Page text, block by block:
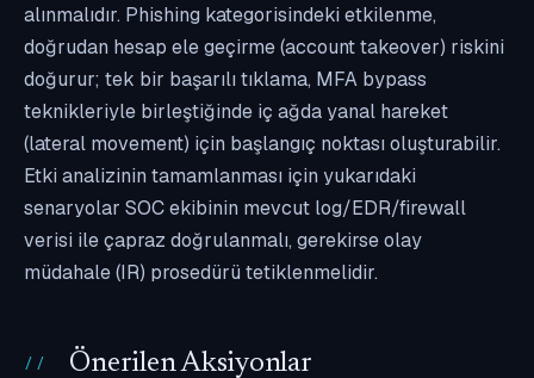
alınmalıdır. Phishing kategorisindeki etkilenme,
doğrudan hesap ele geçirme (account takeover) riskini
doğurur; tek bir başarılı tıklama, MFA bypass
teknikleriyle birleştiğinde iç ağda yanal hareket
(lateral movement) için başlangıç noktası oluşturabilir.
Etki analizinin tamamlanması için yukarıdaki
senaryolar SOC ekibinin mevcut log/EDR/firewall
verisi ile çapraz doğrulanmalı, gerekirse olay
müdahale (IR) prosedürü tetiklenmelidir.
Önerilen Aksiyonlar